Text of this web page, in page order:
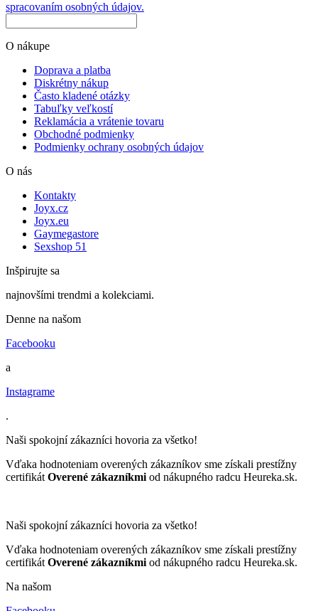
spracovaním osobných údajov.
O nákupe
Doprava a platba
Diskrétny nákup
Často kladené otázky
Tabuľky veľkostí
Reklamácia a vrátenie tovaru
Obchodné podmienky
Podmienky ochrany osobných údajov
O nás
Kontakty
Joyx.cz
Joyx.eu
Gaymegastore
Sexshop 51
Inšpirujte sa
najnovšími trendmi a kolekciami.
Denne na našom
Facebooku
a
Instagrame
.
Naši spokojní zákazníci hovoria za všetko!
Vďaka hodnoteniam overených zákazníkov sme získali prestížny
certifikát Overené zákazníkmi od nákupného radcu Heureka.sk.
Naši spokojní zákazníci hovoria za všetko!
Vďaka hodnoteniam overených zákazníkov sme získali prestížny
certifikát Overené zákazníkmi od nákupného radcu Heureka.sk.
Na našom